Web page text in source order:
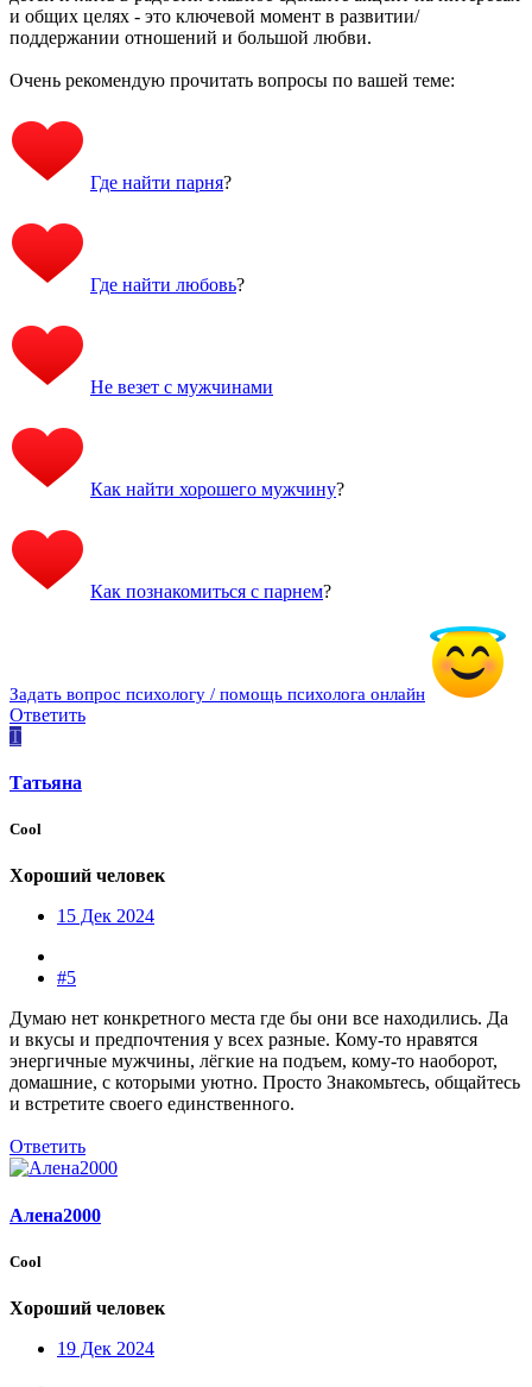
и общих целях - это ключевой момент в развитии/
поддержании отношений и большой любви.
Очень рекомендую прочитать вопросы по вашей теме:
Где найти парня?
Где найти любовь?
Не везет с мужчинами
Как найти хорошего мужчину?
Как познакомиться с парнем?
Задать вопрос психологу / помощь психолога онлайн
Ответить
T
Tатьяна
Cool
Хороший человек
15 Дек 2024
#5
Думаю нет конкретного места где бы они все находились. Да
и вкусы и предпочтения у всех разные. Кому-то нравятся
энергичные мужчины, лёгкие на подъем, кому-то наоборот,
домашние, с которыми уютно. Просто Знакомьтесь, общайтесь
и встретите своего единственного.
Ответить
Алена2000
Cool
Хороший человек
19 Дек 2024